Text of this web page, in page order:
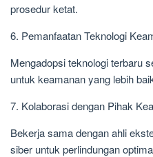
prosedur ketat.
6. Pemanfaatan Teknologi
Mengadopsi teknologi terbaru
untuk keamanan yang lebih
7. Kolaborasi dengan Pihak
Bekerja sama dengan ahli
siber untuk perlindungan